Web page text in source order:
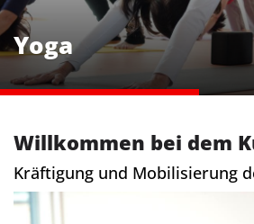
Yoga
Willkommen bei dem
Kräftigung und Mobilisierung